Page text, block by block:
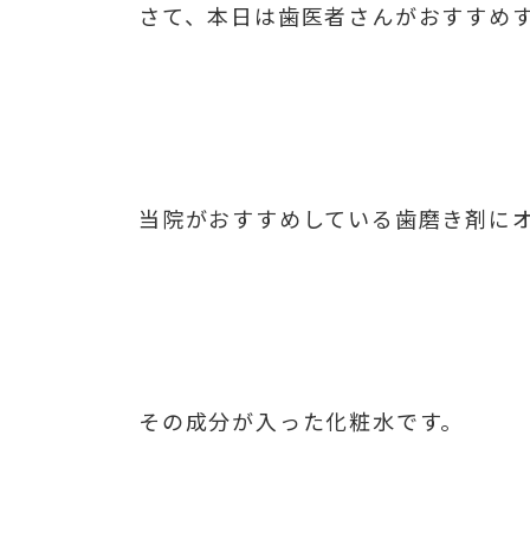
さて、本日は歯医者さんがおすすめ
当院がおすすめしている歯磨き剤に
その成分が入った化粧水です。